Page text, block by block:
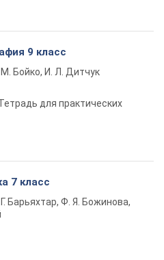
9 класс
М. Бойко, И. Л. Дитчук
для практических
7 класс
Г. Барьяхтар, Ф. Я. Божинова,